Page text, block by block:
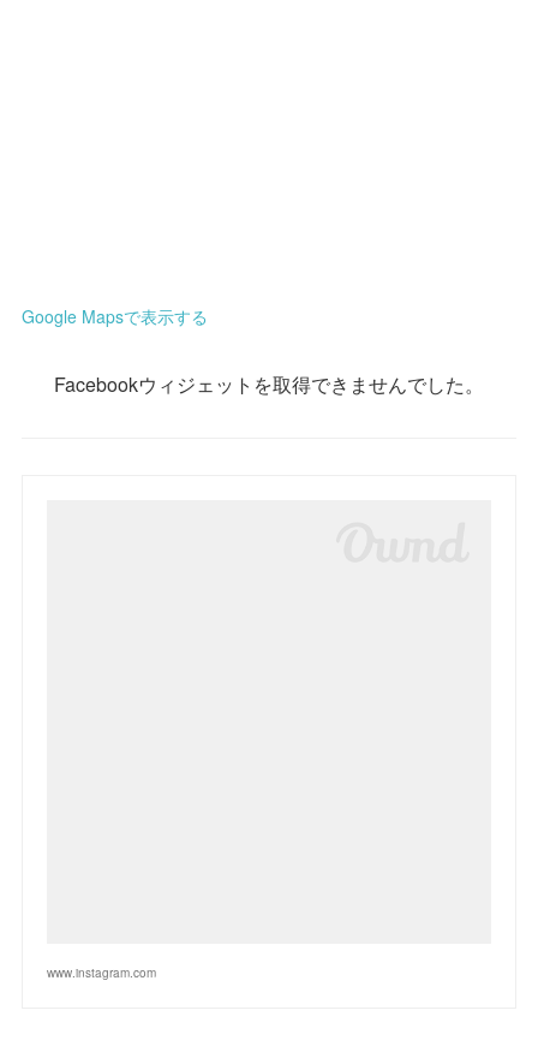
Google Mapsで表示する
Facebookウィジェットを取得できませんでした。
www.instagram.com